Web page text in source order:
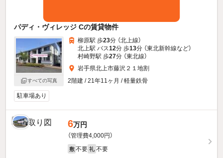
パディ・ヴィレッジ Cの賃貸物件
すべての写真
柳原駅 歩23分 （北上線）
北上駅 バス12分 歩13分 （東北新幹線など）
村崎野駅 歩27分 （東北線）
岩手県北上市藤沢２１地割
2階建 / 21年11ヶ月 / 軽量鉄骨
駐車場あり
6万円
（管理費4,000円）
敷 不要 礼 不要